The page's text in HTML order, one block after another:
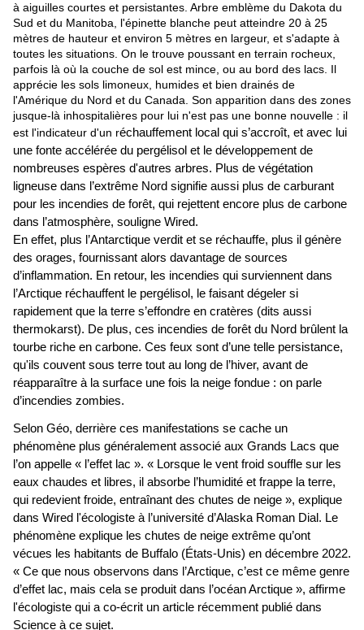
à aiguilles courtes et persistantes. Arbre emblème du Dakota du
Sud et du Manitoba,
l'épinette blanche peut atteindre 20 à 25
mètres de hauteur et environ 5 mètres en largeur, et s'adapte à
toutes les situations. On le trouve poussant en terrain rocheux,
parfois là où la couche de sol est mince, ou au bord des lacs. Il
apprécie les sols limoneux, humides et bien drainés de
l'Amérique du Nord et du Canada. Son apparition dans des zones
jusque-là inhospitalières pour lui n'est pas une bonne nouvelle : il
est l'indicateur d'un réchauffement local qui s’accroît, et avec lui
une fonte accélérée du pergélisol et le développement de
nombreuses espères d'autres arbres. Plus de végétation
ligneuse dans l’extrême Nord signifie aussi plus de carburant
pour les incendies de forêt, qui rejettent encore plus de carbone
dans l’atmosphère, souligne Wired.
En effet, plus l’Antarctique verdit et se réchauffe, plus il génère
des orages, fournissant alors davantage de sources
d’inflammation. En retour, les incendies qui surviennent dans
l’Arctique réchauffent le pergélisol, le faisant dégeler si
rapidement que la terre s’effondre en cratères (dits aussi
thermokarst). De plus, ces incendies de forêt du Nord brûlent la
tourbe riche en carbone. Ces feux sont d’une telle persistance,
qu'ils couvent sous terre tout au long de l’hiver, avant de
réapparaître à la surface une fois la neige fondue : on parle
d’incendies zombies.
Selon Géo, derrière ces manifestations se cache un
phénomène plus généralement associé aux Grands Lacs que
l’on appelle « l’effet lac ». « Lorsque le vent froid souffle sur les
eaux chaudes et libres, il absorbe l’humidité et frappe la terre,
qui redevient froide, entraînant des chutes de neige », explique
dans Wired l'écologiste à l’université d’Alaska Roman Dial. Le
phénomène explique les chutes de neige extrême qu’ont
vécues les habitants de Buffalo (États-Unis) en décembre 2022.
« Ce que nous observons dans l’Arctique, c’est ce même genre
d’effet lac, mais cela se produit dans l’océan Arctique », affirme
l'écologiste qui a co-écrit un article récemment publié dans
Science à ce sujet.